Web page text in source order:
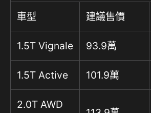
車型 建議售價
1.5T Vignale 93.9萬
1.5T Active 101.9萬
2.0T AWD